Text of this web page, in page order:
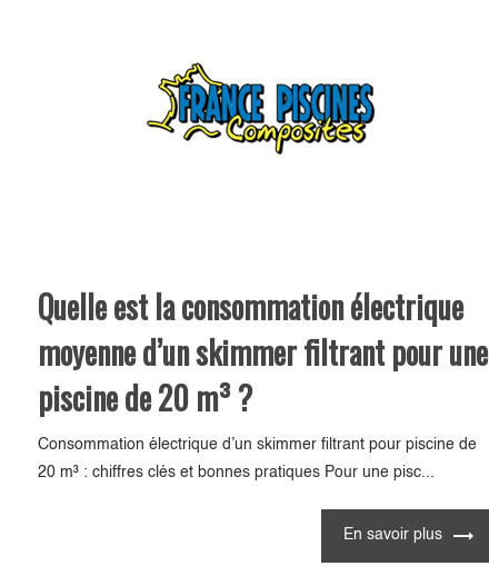
Quelle est la consommation électrique
moyenne d’un skimmer filtrant pour une
piscine de 20 m³ ?
Consommation électrique d’un skimmer filtrant pour piscine de
20 m³ : chiffres clés et bonnes pratiques Pour une pisc...
En savoir plus